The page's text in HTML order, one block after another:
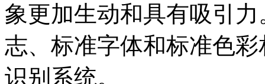
象更加生动和具有吸引
志、标准字体和标准色
识别系统。